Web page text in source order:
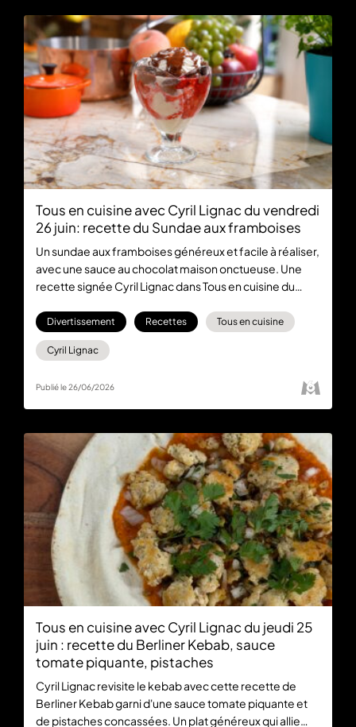
Tous en cuisine avec Cyril Lignac du vendredi
26 juin: recette du Sundae aux framboises
Un sundae aux framboises généreux et facile à réaliser,
avec une sauce au chocolat maison onctueuse. Une
recette signée Cyril Lignac dans Tous en cuisine du
18:30 en direct sur M6 et en streaming sur M6+
Divertissement Recettes Tous en cuisine
Cyril Lignac
Publié le 26/06/2026
Tous en cuisine avec Cyril Lignac du jeudi 25
juin : recette du Berliner Kebab, sauce
tomate piquante, pistaches
Cyril Lignac revisite le kebab avec cette recette de
Berliner Kebab garni d'une sauce tomate piquante et
de pistaches concassées. Un plat généreux qui allie